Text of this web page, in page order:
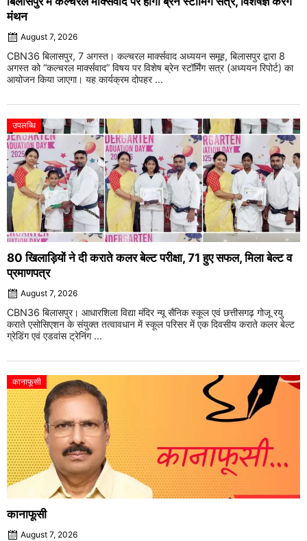
मंथन
August 7, 2026
CBN36 बिलासपुर, 7 अगस्त। कल्चरल मार्क्सवाद अध्ययन समूह, बिलासपुर द्वारा 8
अगस्त को “कल्चरल मार्क्सवाद” विषय पर विशेष ब्रेन स्टॉर्मिंग सत्र (अध्ययन रिपोर्ट) का
आयोजन किया जाएगा। यह कार्यक्रम दोपहर ...
उपलब्धि
80 खिलाड़ियों ने दी कराते कलर बेल्ट परीक्षा, 71 हुए सफल, मिला बेल्ट व
प्रमाणपत्र
August 7, 2026
CBN36 बिलासपुर। आधारशिला विद्या मंदिर न्यू सैनिक स्कूल एवं छत्तीसगढ़ गोजू रयु
कराते एसोसिएशन के संयुक्त तत्वावधान में स्कूल परिसर में एक दिवसीय कराते कलर बेल्ट
ग्रेडिंग एवं एडवांस ट्रेनिंग ...
कानाफूसी
कानाफूसी
August 7, 2026